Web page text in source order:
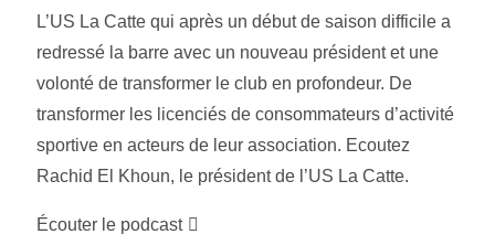
L’US La Catte qui après un début de saison difficile a
redressé la barre avec un nouveau président et une
volonté de transformer le club en profondeur. De
transformer les licenciés de consommateurs d’activité
sportive en acteurs de leur association. Ecoutez
Rachid El Khoun, le président de l’US La Catte.
Écouter le podcast